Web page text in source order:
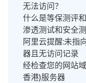
无法访问？
什么是等保测评
渗透测试和安全
阿里云提醒:未指
器且无访问记录
经检查您的网站
香港)服务器